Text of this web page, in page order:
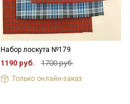
Набор лоскута №179
1190 руб. 1700 руб.
Только онлайн-заказ